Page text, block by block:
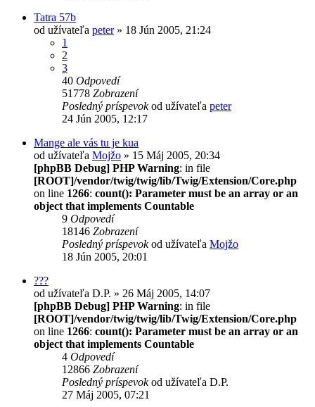
Tatra 57b
od užívateľa peter» 18 Jún 2005, 21:24
1
2
3
40 Odpovedí
51778 Zobrazení
Posledný príspevokod užívateľa peter
24 Jún 2005, 12:17
Mange ale vás tu je kua
od užívateľa Mojžo » 15 Máj 2005, 20:34
[phpBB Debug] PHP Warning: in file
[ROOT]/vendor/twig/twig/lib/Twig/Extension/Core.php
on line 1266: count(): Parameter must be an array or an
object that implements Countable
9 Odpovedí
18146 Zobrazení
Posledný príspevokod užívateľa Mojžo
18 Jún 2005, 20:01
???
od užívateľa D.P. » 26 Máj 2005, 14:07
[phpBB Debug] PHP Warning: in file
[ROOT]/vendor/twig/twig/lib/Twig/Extension/Core.php
on line 1266: count(): Parameter must be an array or an
object that implements Countable
4 Odpovedí
12866 Zobrazení
Posledný príspevokod užívateľa D.P.
27 Máj 2005, 07:21